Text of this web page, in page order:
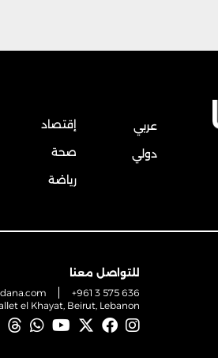
عربي
دولي
إقتصاد
صحة
رياضة
للتواصل معنا
+961 3 575 636
el Khayat, Beirut, Lebanon